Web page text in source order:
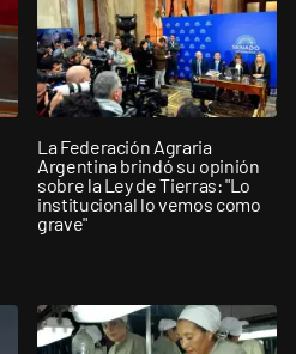
La Federación Agraria
Argentina brindó su opinión
sobre la Ley de Tierras: "Lo
institucional lo vemos como
grave"